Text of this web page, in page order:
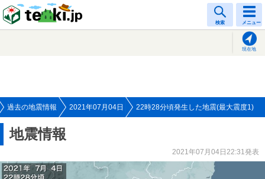
検索 メニュー
現在地
過去の地震情報 2021年07月04日 22時28分頃発生した地震(最大震度1)
地震情報
2021年07月04日22:31発表